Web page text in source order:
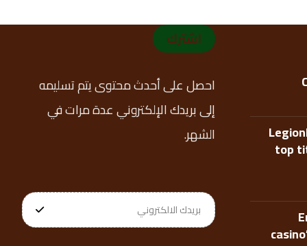
top
اشترك
احصل على أحدث محتوى يتم تسليمه
إلى بريدك الإلكتروني عدة مرات في
الشهر.